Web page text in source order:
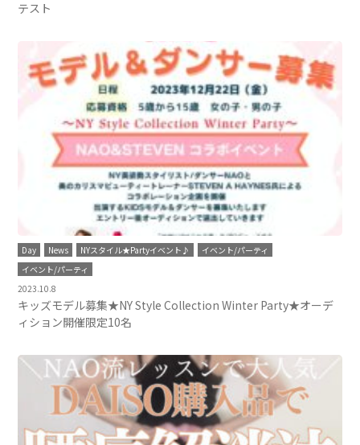
テスト
Day News NYスタイル★Partyイベント♪
イベント/パーティ
イベント/パーティ
2023.10.8
キッズモデル募集★NY Style Collection Winter Party★オーデ
ィション開催限定10名